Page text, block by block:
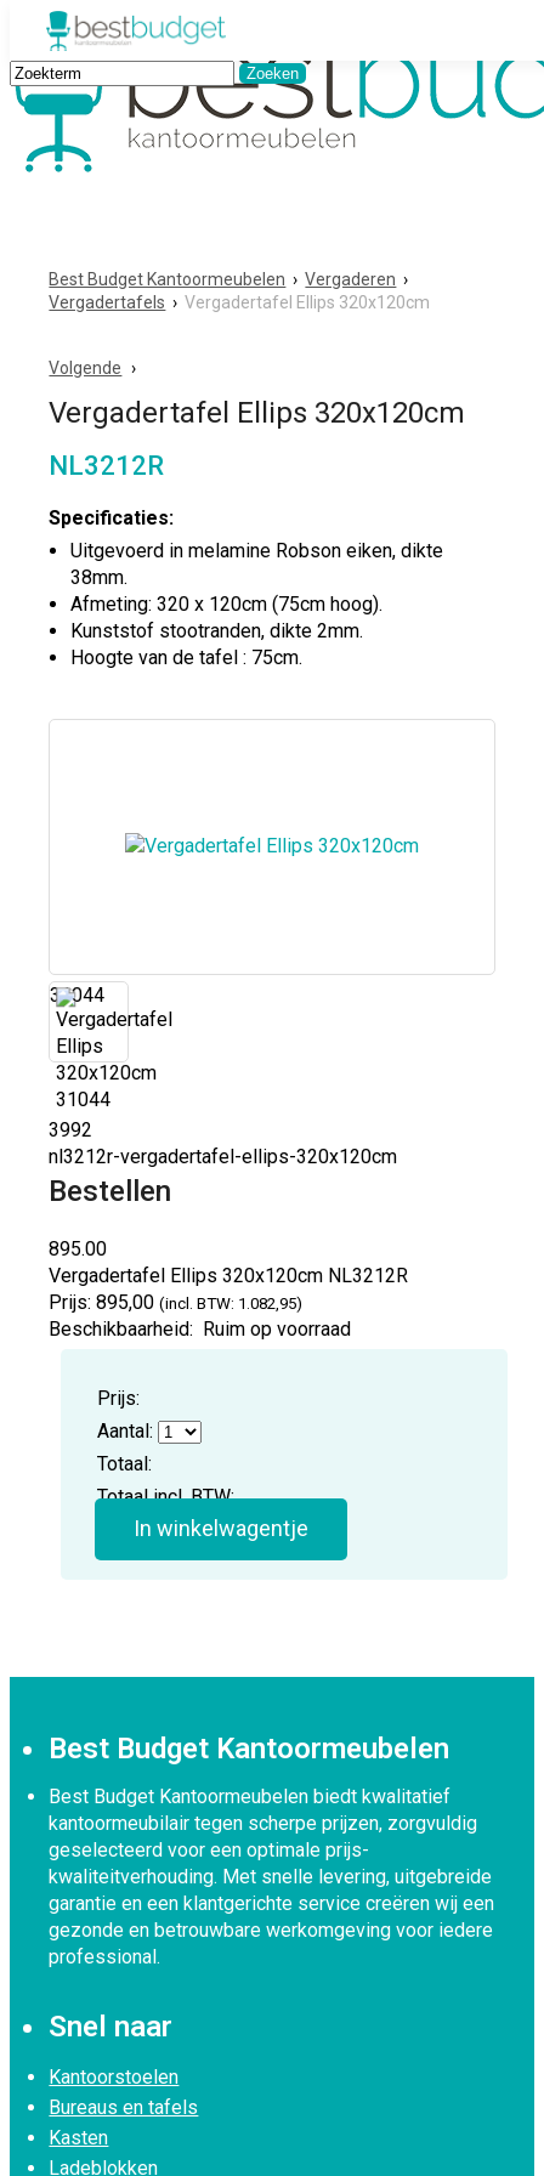
Best Budget Kantoormeubelen › Vergaderen ›
Vergadertafels › Vergadertafel Ellips 320x120cm
Volgende
Vergadertafel Ellips 320x120cm
NL3212R
Specificaties:
Uitgevoerd in melamine Robson eiken, dikte
38mm.
Afmeting: 320 x 120cm (75cm hoog).
Kunststof stootranden, dikte 2mm.
Hoogte van de tafel : 75cm.
31044
3992
nl3212r-vergadertafel-ellips-320x120cm
Bestellen
895.00
Vergadertafel Ellips 320x120cm NL3212R
Prijs: 895,00 (incl. BTW: 1.082,95)
Beschikbaarheid: Ruim op voorraad
Prijs:
Aantal:
Totaal:
Totaal incl. BTW:
In winkelwagentje
Best Budget Kantoormeubelen
Best Budget Kantoormeubelen biedt kwalitatief
kantoormeubilair tegen scherpe prijzen, zorgvuldig
geselecteerd voor een optimale prijs-
kwaliteitverhouding. Met snelle levering, uitgebreide
garantie en een klantgerichte service creëren wij een
gezonde en betrouwbare werkomgeving voor iedere
professional.
Snel naar
Kantoorstoelen
Bureaus en tafels
Kasten
Ladeblokken